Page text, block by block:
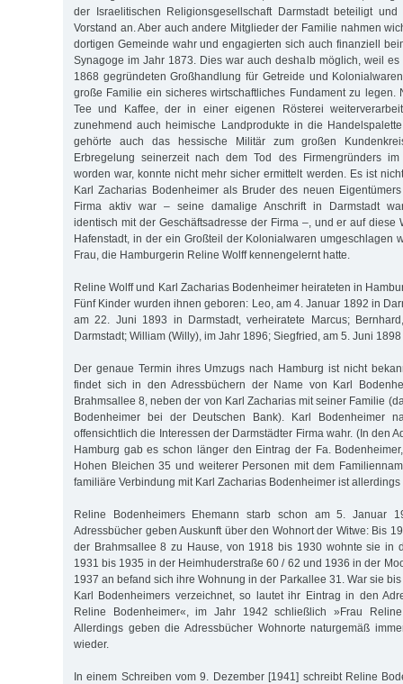
der Israelitischen Religionsgesellschaft Darmstadt beteiligt
Vorstand an. Aber auch andere Mitglieder der Familie nahmen
dortigen Gemeinde wahr und engagierten sich auch finanziell
Synagoge im Jahr 1873. Dies war auch deshalb möglich, weil es
1868 gegründeten Großhandlung für Getreide und
große Familie ein sicheres wirtschaftliches Fundament zu legen.
Tee und Kaffee, der in einer eigenen Rösterei
zunehmend auch heimische Landprodukte in die
gehörte auch das hessische Militär zum großen
Erbregelung seinerzeit nach dem Tod des Firmengründers
worden war, konnte nicht mehr sicher ermittelt werden. Es ist
Karl Zacharias Bodenheimer als Bruder des neuen
Firma aktiv war – seine damalige Anschrift in Darmstadt
identisch mit der Geschäftsadresse der Firma –, und er auf diese
Hafenstadt, in der ein Großteil der Kolonialwaren umgeschlagen
Frau, die Hamburgerin Reline Wolff kennengelernt hatte.
Reline Wolff und Karl Zacharias Bodenheimer heirateten in
Fünf Kinder wurden ihnen geboren: Leo, am 4. Januar 1892 in
am 22. Juni 1893 in Darmstadt, verheiratete Marcus;
Darmstadt; William (Willy), im Jahr 1896; Siegfried, am 5. Juni
Der genaue Termin ihres Umzugs nach Hamburg ist nicht
findet sich in den Adressbüchern der Name von Karl
Brahmsallee 8, neben der von Karl Zacharias mit seiner Familie
Bodenheimer bei der Deutschen Bank). Karl Bodenheimer
offensichtlich die Interessen der Darmstädter Firma wahr. (In den
Hamburg gab es schon länger den Eintrag der Fa.
Hohen Bleichen 35 und weiterer Personen mit dem
familiäre Verbindung mit Karl Zacharias Bodenheimer ist
Reline Bodenheimers Ehemann starb schon am 5. Januar
Adressbücher geben Auskunft über den Wohnort der Witwe: Bis
der Brahmsallee 8 zu Hause, von 1918 bis 1930 wohnte sie in
1931 bis 1935 in der Heimhuderstraße 60 / 62 und 1936 in der
1937 an befand sich ihre Wohnung in der Parkallee 31. War sie
Karl Bodenheimers verzeichnet, so lautet ihr Eintrag in den
Reline Bodenheimer«, im Jahr 1942 schließlich »Frau
Allerdings geben die Adressbücher Wohnorte naturgemäß
wieder.
In einem Schreiben vom 9. Dezember [1941] schreibt Reline